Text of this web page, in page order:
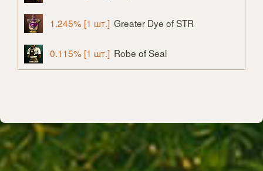
1.245% [1 шт.] Greater Dye of STR
0.115% [1 шт.] Robe of Seal